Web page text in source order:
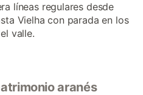
líneas regulares desde
Vielha con parada en los
valle.
aranés